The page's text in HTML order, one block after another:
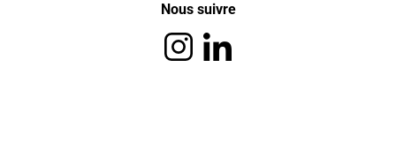
Nous suivre